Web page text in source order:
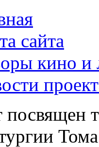
сайта
кино и
посвящен